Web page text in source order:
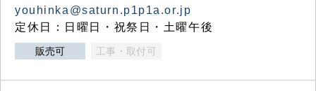
youhinka@saturn.p1p1a.or.jp
定休日：日曜日・祝祭日・土曜午後
販売可 工事・取付可